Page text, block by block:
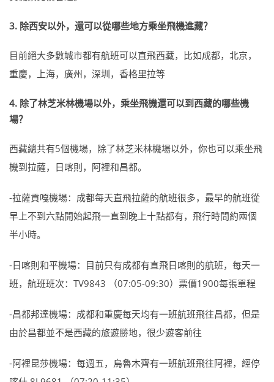
3. 除西安以外，還可以從哪些地方乘坐飛機進藏？
目前絕大多數城市都有航班可以直飛西藏，比如成都，北京，
重慶，上海，廣州，深圳，香格里拉等
4. 除了林芝米林機場以外，乘坐飛機還可以到西藏的哪些機
場？
西藏總共有5個機場，除了林芝米林機場以外，你也可以乘坐飛
機到拉薩，日喀則，阿裡和昌都。
-拉薩貢嘎機場：成都每天直飛拉薩的航班很多，最早的航班從
早上不到六點開始起飛一直到晚上十點都有，飛行時間約兩個
半小時。
-日喀則和平機場：目前只有成都有直飛日喀則的航班，每天一
班，航班班次：TV9843 （07:05-09:30）票價1900每張單程
-昌都邦達機場：成都和重慶每天均有一班航班飛往昌都，但是
由於昌都並不是西藏的旅遊勝地，很少遊客前往
-阿裡昆莎機場：每週五，烏魯木齊有一班航班飛往阿裡，經停